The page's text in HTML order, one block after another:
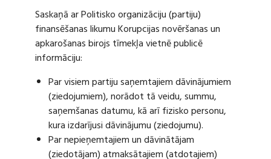
Saskaņā ar Politisko organizāciju (partiju)
finansēšanas likumu Korupcijas novēršanas un
apkarošanas birojs tīmekļa vietnē publicē
informāciju:
Par visiem partiju saņemtajiem dāvinājumiem
(ziedojumiem), norādot tā veidu, summu,
saņemšanas datumu, kā arī fizisko personu,
kura izdarījusi dāvinājumu (ziedojumu).
Par nepieņemtajiem un dāvinātājam
(ziedotājam) atmaksātajiem (atdotajiem)